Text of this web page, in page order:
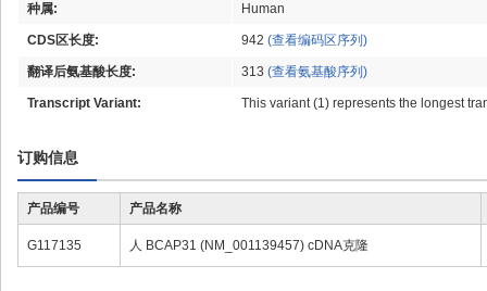
种属: Human
CDS区长度: 942 (查看编码区序列)
翻译后氨基酸长度: 313 (查看氨基酸序列)
Transcript Variant: This variant (1) represents the longest
订购信息
产品编号 产品名称
G117135 人 BCAP31 (NM_001139457) cDNA克隆